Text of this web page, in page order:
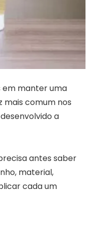
em manter uma
mais comum nos
a
antes saber
material,
cada um